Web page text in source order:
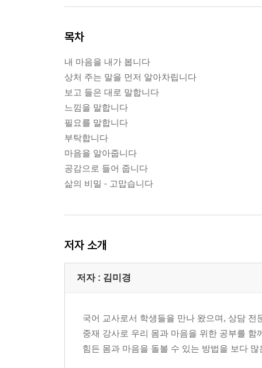
목차
내 마음을 내가 봅니다
상처 주는 말을 먼저 알아차립니다
보고 들은 대로 말합니다
느낌을 말합니다
필요를 말합니다
부탁합니다
마음을 알아줍니다
공감으로 들어 줍니다
삶의 비밀 - 고맙습니다
저자 소개
저자 : 김미경
국어 교사로서 학생들을 만나 왔으며, 상담
중재 강사로 우리 몸과 마음을 위한 공부를
힘든 몸과 마음을 돌볼 수 있는 방법을 보다